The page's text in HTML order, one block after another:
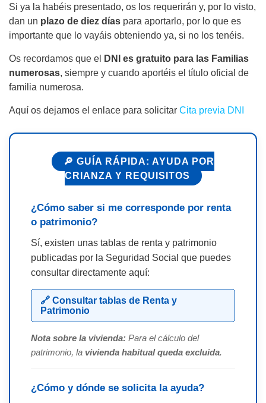
Si ya la habéis presentado, os los requerirán y, por lo visto,
dan un plazo de diez días para aportarlo, por lo que es
importante que lo vayáis obteniendo ya, si no los tenéis.
Os recordamos que el
DNI es gratuito para las Familias
numerosas, siempre y cuando aportéis el título oficial de
familia numerosa.
Aquí os dejamos el enlace para solicitar Cita previa DNI
🔎 GUÍA RÁPIDA: AYUDA POR
CRIANZA Y REQUISITOS
¿Cómo saber si me corresponde por renta
o patrimonio?
Sí, existen unas tablas de renta y patrimonio
publicadas por la Seguridad Social que puedes
consultar directamente aquí:
🔗 Consultar tablas de Renta y
Patrimonio
Nota sobre la vivienda: Para el cálculo del
patrimonio, la vivienda habitual queda excluida.
¿Cómo y dónde se solicita la ayuda?